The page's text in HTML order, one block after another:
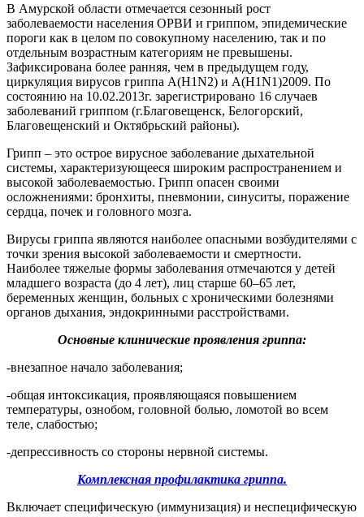
В Амурской области отмечается сезонный рост
заболеваемости населения ОРВИ и гриппом, эпидемические
пороги как в целом по совокупному населению, так и по
отдельным возрастным категориям не превышены.
Зафиксирована более ранняя, чем в предыдущем году,
циркуляция вирусов гриппа A(H1N2) и A(H1N1)2009. По
состоянию на 10.02.2013г. зарегистрировано 16 случаев
заболеваний гриппом (г.Благовещенск, Белогорский,
Благовещенский и Октябрьский районы).
Грипп – это острое вирусное заболевание дыхательной
системы, характеризующееся широким распространением и
высокой заболеваемостью. Грипп опасен своими
осложнениями: бронхиты, пневмонии, синуситы, поражение
сердца, почек и головного мозга.
Вирусы гриппа являются наиболее опасными возбудителями с
точки зрения высокой заболеваемости и смертности.
Наиболее тяжелые формы заболевания отмечаются у детей
младшего возраста (до 4 лет), лиц старше 60–65 лет,
беременных женщин, больных с хроническими болезнями
органов дыхания, эндокринными расстройствами.
Основные клинические проявления гриппа:
-внезапное начало заболевания;
-общая интоксикация, проявляющаяся повышением
температуры, ознобом, головной болью, ломотой во всем
теле, слабостью;
-депрессивность со стороны нервной системы.
Комплексная профилактика гриппа.
Включает специфическую (иммунизация) и неспецифическую